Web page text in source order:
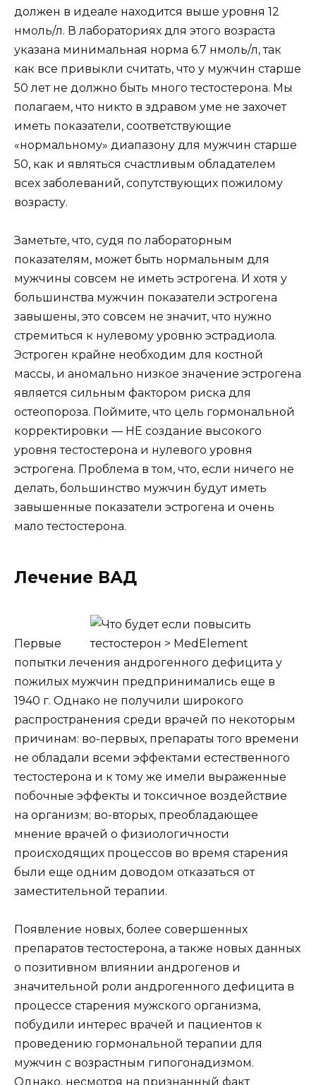
должен в идеале находится выше уровня 12
нмоль/л. В лабораториях для этого возраста
указана минимальная норма 6.7 нмоль/л, так
как все привыкли считать, что у мужчин старше
50 лет не должно быть много тестостерона. Мы
полагаем, что никто в здравом уме не захочет
иметь показатели, соответствующие
«нормальному» диапазону для мужчин старше
50, как и являться счастливым обладателем
всех заболеваний, сопутствующих пожилому
возрасту.
Заметьте, что, судя по лабораторным
показателям, может быть нормальным для
мужчины совсем не иметь эстрогена. И хотя у
большинства мужчин показатели эстрогена
завышены, это совсем не значит, что нужно
стремиться к нулевому уровню эстрадиола.
Эстроген крайне необходим для костной
массы, и аномально низкое значение эстрогена
является сильным фактором риска для
остеопороза. Поймите, что цель гормональной
корректировки — НЕ создание высокого
уровня тестостерона и нулевого уровня
эстрогена. Проблема в том, что, если ничего не
делать, большинство мужчин будут иметь
завышенные показатели эстрогена и очень
мало тестостерона.
Лечение ВАД
Первые
попытки лечения андрогенного дефицита у
пожилых мужчин предпринимались еще в
1940 г. Однако не получили широкого
распространения среди врачей по некоторым
причинам: во-первых, препараты того времени
не обладали всеми эффектами естественного
тестостерона и к тому же имели выраженные
побочные эффекты и токсичное воздействие
на организм; во-вторых, преобладающее
мнение врачей о физиологичности
происходящих процессов во время старения
были еще одним доводом отказаться от
заместительной терапии.
Появление новых, более совершенных
препаратов тестостерона, а также новых данных
о позитивном влиянии андрогенов и
значительной роли андрогенного дефицита в
процессе старения мужского организма,
побудили интерес врачей и пациентов к
проведению гормональной терапии для
мужчин с возрастным гипогонадизмом.
Однако, несмотря на признанный факт